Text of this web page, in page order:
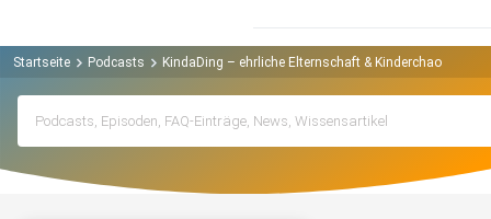
Startseite Podcasts KindaDing – ehrliche Elternschaft & Kinderchaos